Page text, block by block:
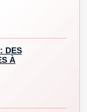
DES
À